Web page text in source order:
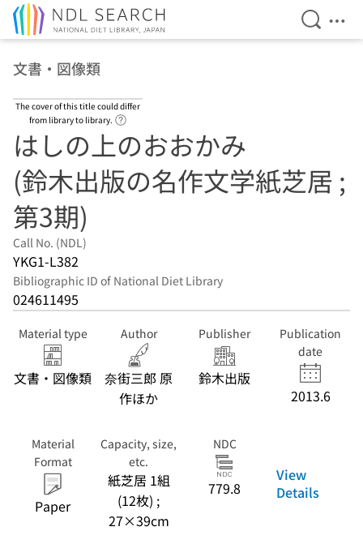
Open
文書・図像類
The cover of this title could differ
from library to library.
はしの上のおおかみ
(鈴木出版の名作文学紙芝居 ;
第3期)
Call No. (NDL)
YKG1-L382
Bibliographic ID of National Diet Library
024611495
Material type
文書・図像類
Author
奈街三郎 原
作ほか
Publisher
鈴木出版
Publication
date
2013.6
Material
Format
Paper
Capacity, size,
etc.
紙芝居 1組
(12枚) ;
27×39cm
NDC
779.8
View
Details